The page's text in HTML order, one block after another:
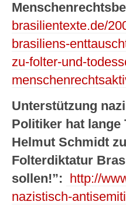
brasilientexte.de/
brasiliens-
zu-folter-und-
Unterstützung
Politiker hat lange
Helmut Schmidt
Folterdiktatur
sollen!”:
http://
nazistisch-